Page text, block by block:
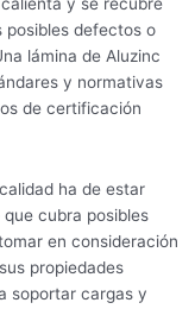
y se recubre
posibles defectos o
lámina de Aluzinc
y normativas
de certificación
ha de estar
cubra posibles
en consideración
propiedades
soportar cargas y